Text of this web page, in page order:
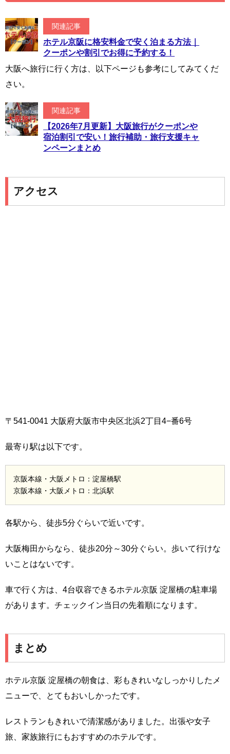
関連記事
ホテル京阪に格安料金で安く泊まる方法｜
クーポンや割引でお得に予約する！
大阪へ旅行に行く方は、以下ページも参考にしてみてくだ
さい。
関連記事
【2026年7月更新】大阪旅行がクーポンや
宿泊割引で安い！旅行補助・旅行支援キャ
ンペーンまとめ
アクセス
〒541-0041 大阪府大阪市中央区北浜2丁目4−番6号
最寄り駅は以下です。
京阪本線・大阪メトロ：淀屋橋駅
京阪本線・大阪メトロ：北浜駅
各駅から、徒歩5分ぐらいで近いです。
大阪梅田からなら、徒歩20分～30分ぐらい。歩いて行けな
いことはないです。
車で行く方は、4台収容できるホテル京阪 淀屋橋の駐車場
があります。チェックイン当日の先着順になります。
まとめ
ホテル京阪 淀屋橋の朝食は、彩もきれいなしっかりしたメ
ニューで、とてもおいしかったです。
レストランもきれいで清潔感がありました。出張や女子
旅、家族旅行にもおすすめのホテルです。